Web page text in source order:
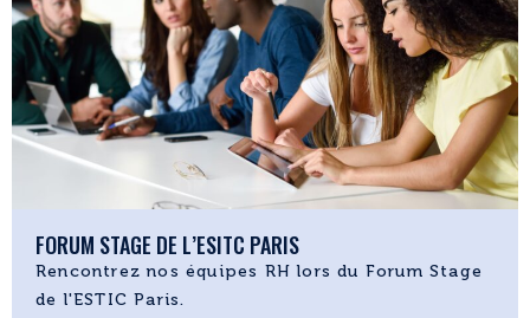
FORUM STAGE DE L’ESITC PARIS
Rencontrez nos équipes RH lors du Forum Stage
de l'ESTIC Paris.